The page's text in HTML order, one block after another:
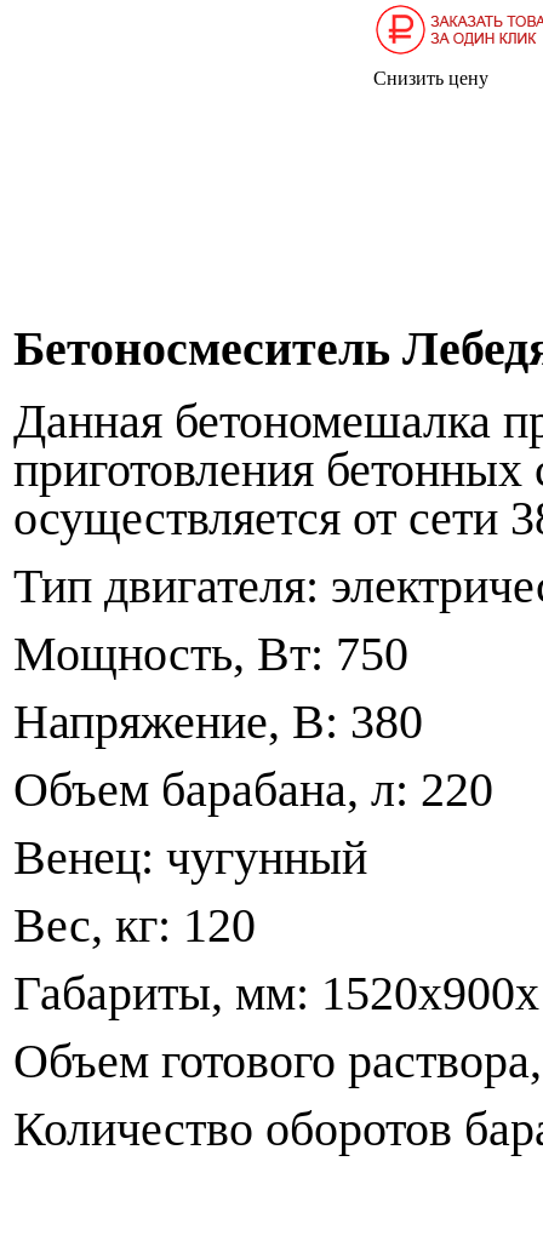
Снизить цену
Бетоносмеситель
Данная бетономешалка
приготовления
осуществляется от сети
Тип двигателя:
Мощность, Вт: 750
Напряжение, В:
Объем барабана, л: 220
Венец:
Вес, кг: 120
Габариты, мм:
Объем готового
Количество оборотов